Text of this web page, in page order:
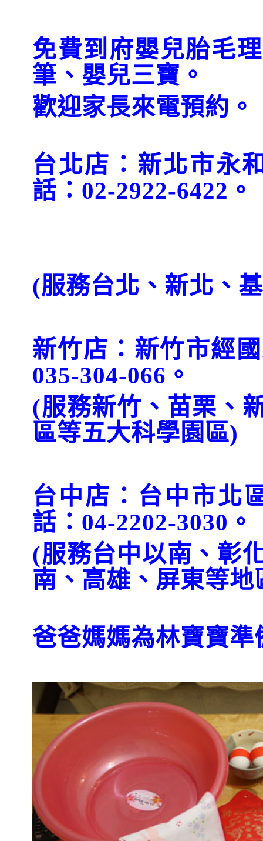
免費到府嬰兒胎毛
筆、嬰兒三寶。
歡迎家長來電預約。
台北店：新北市永
話：02-2922-6422。
(服務台北、新北、
新竹店：新竹市經
035-304-066。
(服務新竹、苗栗、
區等五大科學園區)
台中店：台中市北
話：04-2202-3030。
(服務台中以南、彰
南、高雄、屏東等地
爸爸媽媽為林寶寶